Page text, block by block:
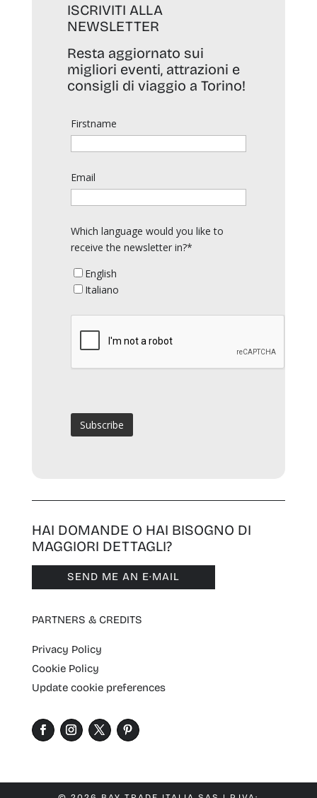
ISCRIVITI ALLA
NEWSLETTER
Resta aggiornato sui
migliori eventi, attrazioni e
consigli di viaggio a Torino!
Firstname
Email
Which language would you like to
receive the newsletter in?*
English
Italiano
HAI DOMANDE O HAI BISOGNO DI
MAGGIORI DETTAGLI?
SEND ME AN E·MAIL
PARTNERS & CREDITS
Privacy Policy
Cookie Policy
Update cookie preferences